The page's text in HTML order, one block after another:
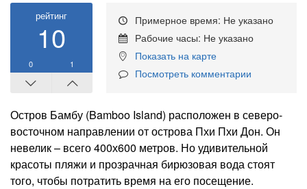
рейтинг
10
0 1
Примерное время: Не указано
Рабочие часы: Не указано
Показать на карте
Посмотреть комментарии
Остров Бамбу (Bamboo Island) расположен в северо-
восточном направлении от острова Пхи Пхи Дон. Он
невелик – всего 400х600 метров. Но удивительной
красоты пляжи и прозрачная бирюзовая вода стоят
того, чтобы потратить время на его посещение.